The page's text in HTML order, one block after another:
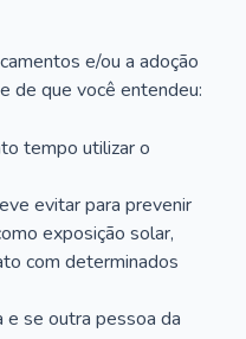
e/ou a adoção
de que você entendeu:
tempo utilizar o
evitar para prevenir
exposição solar,
com determinados
e se outra pessoa da